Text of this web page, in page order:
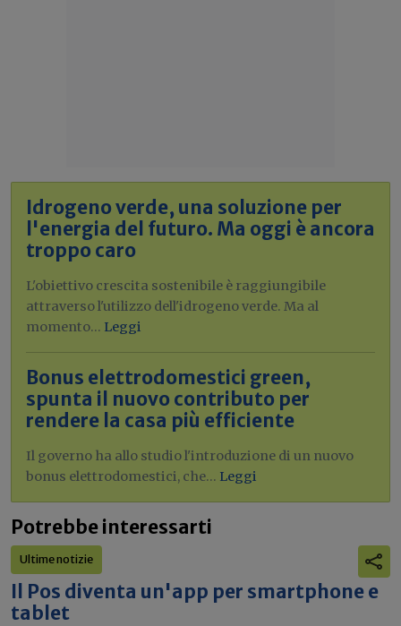
Idrogeno verde, una soluzione per
l'energia del futuro. Ma oggi è ancora
troppo caro
L'obiettivo crescita sostenibile è raggiungibile
attraverso l'utilizzo dell'idrogeno verde. Ma al
momento... Leggi
Bonus elettrodomestici green,
spunta il nuovo contributo per
rendere la casa più efficiente
Il governo ha allo studio l'introduzione di un nuovo
bonus elettrodomestici, che... Leggi
Potrebbe interessarti
Ultime notizie
Il Pos diventa un'app per smartphone e
tablet